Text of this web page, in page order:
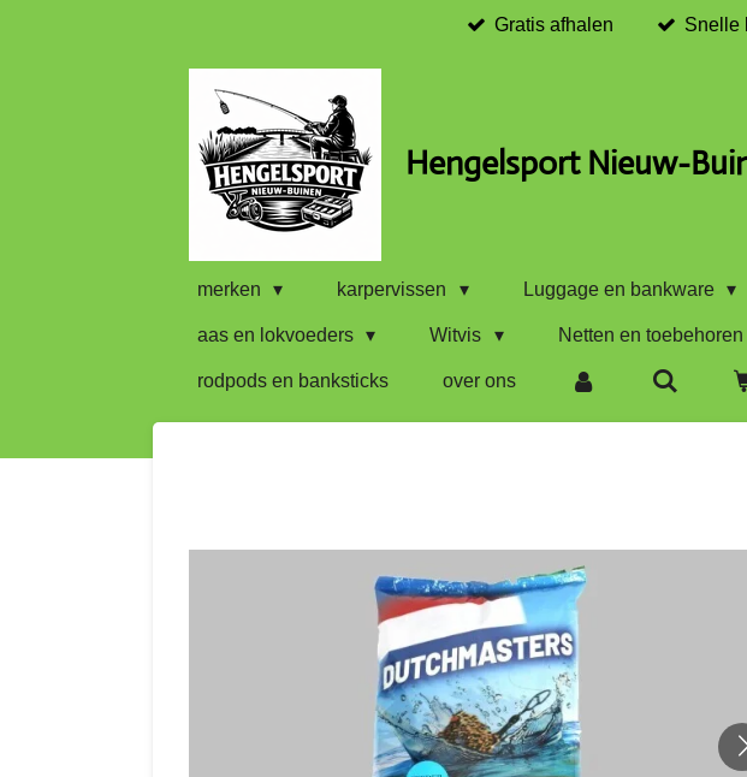
Gratis afhalen Snelle
Hengelsport Nieuw-
merken karpervissen Luggage en bankware
aas en lokvoeders Witvis Netten en toebehoren
rodpods en banksticks over ons